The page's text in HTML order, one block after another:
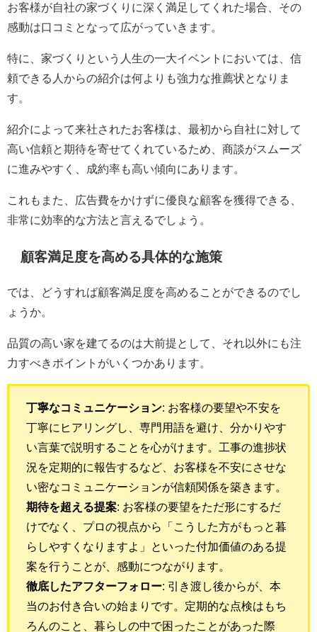
お客様が自社の家づくりに深く満足してくれた場合、その
感動は口コミとなって広がっていきます。
特に、家づくりという人生の一大イベントにおいては、信
頼できる人からの紹介は何よりも強力な推薦状となりま
す。
紹介によって来社されたお客様は、最初から自社に対して
高い信頼と期待を寄せてくれているため、商談がスムーズ
に進みやすく、成約率も高い傾向にあります。
これもまた、広告費をかけずに優良な顧客を獲得できる、
非常に効率的な方法と言えるでしょう。
顧客満足度を高める具体的な施策
では、どうすれば顧客満足度を高めることができるのでし
ょうか。
品質の高い家を建てるのは大前提として、それ以外にも注
力すべきポイントがいくつかあります。
丁寧なコミュニケーション: お客様の要望や不安を
丁寧にヒアリングし、専門用語を避け、分かりやす
い言葉で説明することを心がけます。工事の進捗状
況を定期的に報告するなど、お客様を不安にさせな
い密なコミュニケーションが信頼関係を築きます。
期待を超える提案: お客様の要望をただ形にするだ
けでなく、プロの視点から「こうした方がもっと暮
らしやすくなりますよ」といった付加価値のある提
案を行うことが、感動につながります。
徹底したアフターフォロー: 引き渡し後からが、本
当のお付き合いの始まりです。定期的な点検はもち
ろんのこと、暮らしの中で困ったことがあった際